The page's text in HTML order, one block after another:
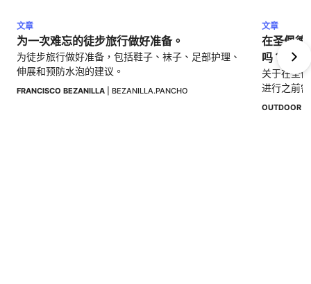
文章
为一次难忘的徒步旅行做好准备。
为徒步旅行做好准备，包括鞋子、袜子、足部护理、
伸展和预防水泡的建议。
FRANCISCO BEZANILLA BEZANILLA.PANCHO
文章
在圣佩德
吗？
关于在圣
进行之前
与其他旅
OUTDOOR